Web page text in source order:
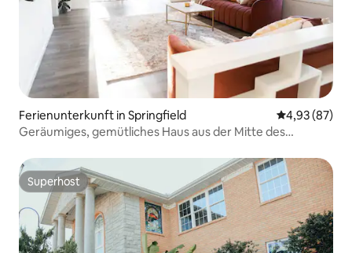
Ferienunterkunft in Springfield
4,93 (87)
Geräumiges, gemütliches Haus aus der Mitte des
Superhost
Superhost